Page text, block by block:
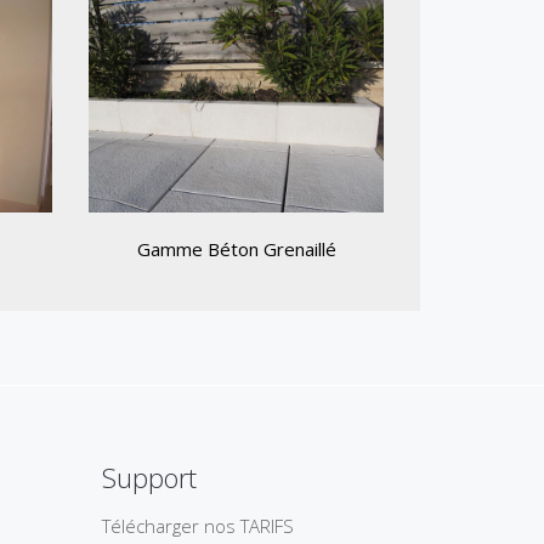
Gamme Béton Grenaillé
Support
Télécharger nos TARIFS